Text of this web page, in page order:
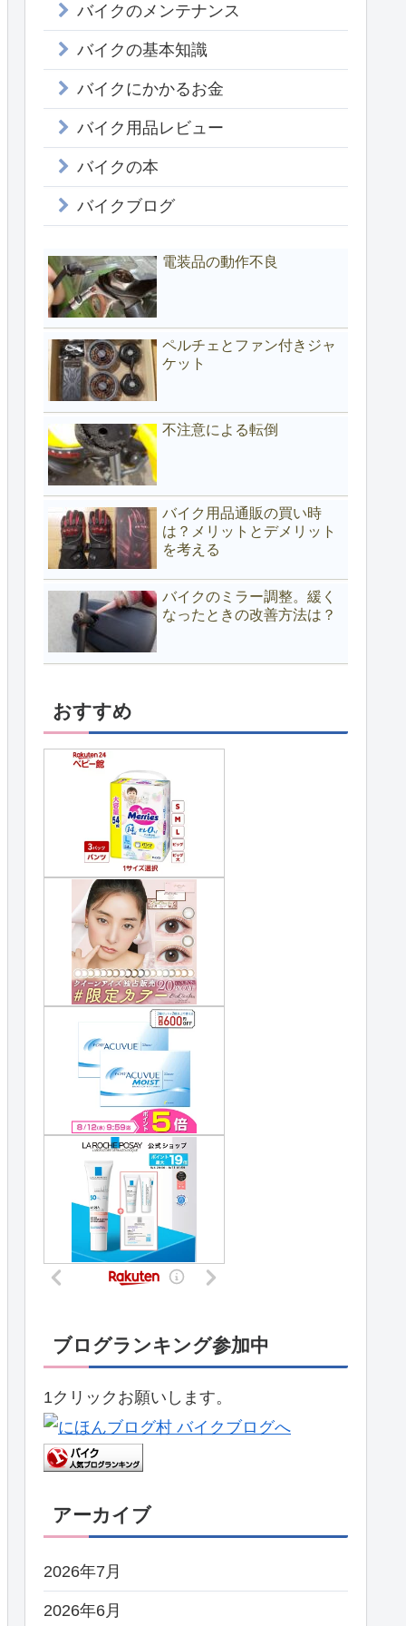
バイクのメンテナンス
バイクの基本知識
バイクにかかるお金
バイク用品レビュー
バイクの本
バイクブログ
電装品の動作不良
ペルチェとファン付きジャ
ケット
不注意による転倒
バイク用品通販の買い時
は？メリットとデメリット
を考える
バイクのミラー調整。緩く
なったときの改善方法は？
おすすめ
ブログランキング参加中
1クリックお願いします。
アーカイブ
2026年7月
2026年6月